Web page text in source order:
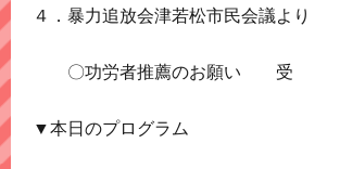
４．暴力追放会津若松市民会議より
〇功労者推薦のお願い 受
▼本日のプログラム